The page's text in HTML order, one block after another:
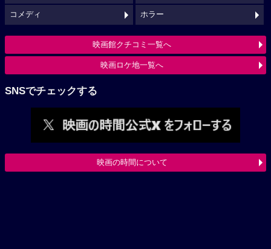
コメディ ホラー
映画館クチコミ一覧へ
映画ロケ地一覧へ
SNSでチェックする
映画の時間について